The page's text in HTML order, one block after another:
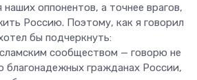
оппонентов, а точнее врагов,
Россию. Поэтому, как я говорил
бы подчеркнуть:
сообществом — говорю не
благонадежных гражданах России,